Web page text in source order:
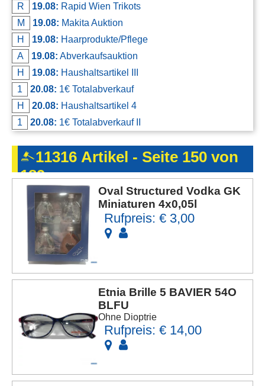
R
19.08: Rapid Wien Trikots
M
19.08: Makita Auktion
H
19.08: Haarprodukte/Pflege
A
19.08: Abverkaufsauktion
H
19.08: Haushaltsartikel III
1
20.08: 1€ Totalabverkauf
H
20.08: Haushaltsartikel 4
1
20.08: 1€ Totalabverkauf II
11316 Artikel - Seite 150 von
189
Oval Structured Vodka GK
Miniaturen 4x0,05l
Rufpreis: € 3,00
Etnia Brille 5 BAVIER 54O
BLFU
Ohne Dioptrie
Rufpreis: € 14,00